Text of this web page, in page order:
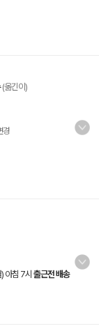
(옮긴이)
경
아침 7시 출근전 배송